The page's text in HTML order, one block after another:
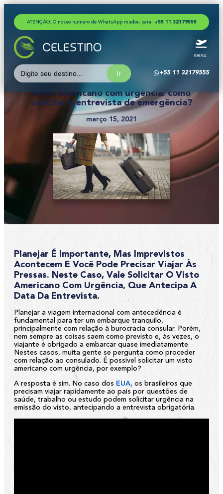
ATENÇÃO: O nosso número de WhatsApp mudou para: + 55 1 1 321 79555
menu
Search
for:
+55 11 32179555
Visto americano com urgência: como
solicitar a entrevista de emergência?
março 15, 2021
Planejar É Importante, Mas Imprevistos
Acontecem E Você Pode Precisar Viajar Às
Pressas. Neste Caso, Vale Solicitar O Visto
Americano Com Urgência, Que Antecipa A
Data Da Entrevista.
Planejar a viagem internacional com antecedência é
fundamental para ter um embarque tranquilo,
principalmente com relação à burocracia consular. Porém,
nem sempre as coisas saem como previsto e, às vezes, o
viajante é obrigado a embarcar quase imediatamente.
Nestes casos, muita gente se pergunta como proceder
com relação ao consulado. É possível solicitar um visto
americano com urgência, por exemplo?
A resposta é sim. No caso dos EUA, os brasileiros que
precisam viajar rapidamente ao país por questões de
saúde, trabalho ou estudo podem solicitar urgência na
emissão do visto, antecipando a entrevista obrigatória.